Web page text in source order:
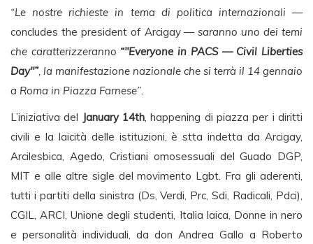
“Le nostre richieste in tema di politica internazionali —
concludes the president of Arcigay —saranno uno dei temi
che caratterizzeranno “"Everyone in PACS — Civil Liberties
Day"”, la manifestazione nazionale che si terrà il 14 gennaio
a Roma in Piazza Farnese”.
L’iniziativa del January 14th, happening di piazza per i diritti
civili e la laicità delle istituzioni, è stta indetta da Arcigay,
Arcilesbica, Agedo, Cristiani omosessuali del Guado DGP,
MIT e alle altre sigle del movimento Lgbt. Fra gli aderenti,
tutti i partiti della sinistra (Ds, Verdi, Prc, Sdi, Radicali, Pdci),
CGIL, ARCI, Unione degli studenti, Italia laica, Donne in nero
e personalità individuali, da don Andrea Gallo a Roberto